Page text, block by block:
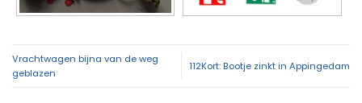
Vrachtwagen bijna van de weg
geblazen
112Kort: Bootje zinkt in Appingedam